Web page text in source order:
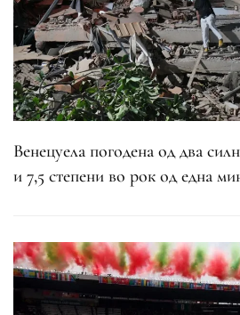
Венецуела погодена од два
и 7,5 степени во рок од една